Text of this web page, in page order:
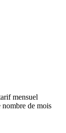
mensuel
de mois